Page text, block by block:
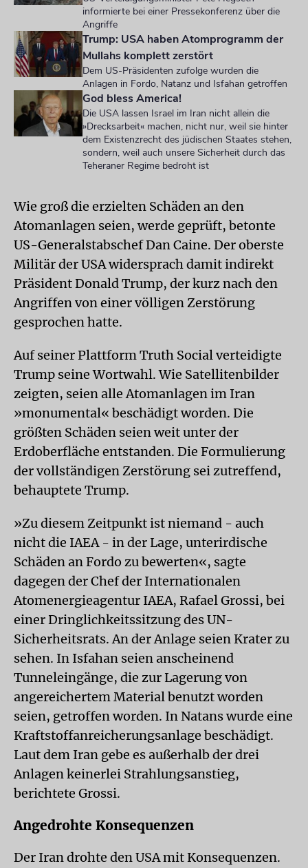
informierte bei einer Pressekonferenz über die
Angriffe
Trump: USA haben Atomprogramm der
Mullahs komplett zerstört
Dem US-Präsidenten zufolge wurden die
Anlagen in Fordo, Natanz und Isfahan getroffen
God bless America!
Die USA lassen Israel im Iran nicht allein die
»Drecksarbeit« machen, nicht nur, weil sie hinter
dem Existenzrecht des jüdischen Staates stehen,
sondern, weil auch unsere Sicherheit durch das
Teheraner Regime bedroht ist
Wie groß die erzielten Schäden an den
Atomanlagen seien, werde geprüft, betonte
US-Generalstabschef Dan Caine. Der oberste
Militär der USA widersprach damit indirekt
Präsident Donald Trump, der kurz nach den
Angriffen von einer völligen Zerstörung
gesprochen hatte.
Auf seiner Plattform Truth Social verteidigte
Trump seine Wortwahl. Wie Satellitenbilder
zeigten, seien alle Atomanlagen im Iran
»monumental« beschädigt worden. Die
größten Schäden seien weit unter der
Erdoberfläche entstanden. Die Formulierung
der vollständigen Zerstörung sei zutreffend,
behauptete Trump.
»Zu diesem Zeitpunkt ist niemand - auch
nicht die IAEA - in der Lage, unterirdische
Schäden an Fordo zu bewerten«, sagte
dagegen der Chef der Internationalen
Atomenergieagentur IAEA, Rafael Grossi, bei
einer Dringlichkeitssitzung des UN-
Sicherheitsrats. An der Anlage seien Krater zu
sehen. In Isfahan seien anscheinend
Tunneleingänge, die zur Lagerung von
angereichertem Material benutzt worden
seien, getroffen worden. In Natans wurde eine
Kraftstoffanreicherungsanlage beschädigt.
Laut dem Iran gebe es außerhalb der drei
Anlagen keinerlei Strahlungsanstieg,
berichtete Grossi.
Angedrohte Konsequenzen
Der Iran drohte den USA mit Konsequenzen.